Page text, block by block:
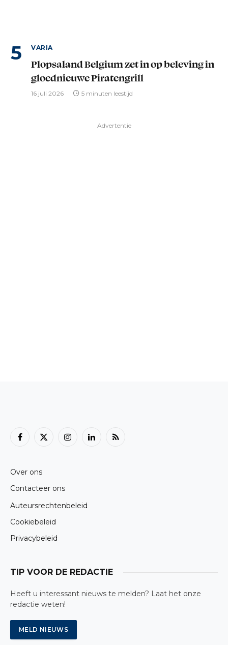
VARIA
Plopsaland Belgium zet in op beleving in
gloednieuwe Piratengrill
16 juli 2026 5 minuten leestijd
Advertentie
Facebook
X
InstagramLinkedInRSS
Over ons
Contacteer ons
Auteursrechtenbeleid
Cookiebeleid
Privacybeleid
TIP VOOR DE REDACTIE
Heeft u interessant nieuws te melden? Laat het onze
redactie weten!